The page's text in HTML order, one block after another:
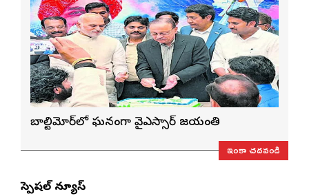
బాల్టిమోర్‌లో ఘనంగా వైఎస్సార్‌ జయంతి
ఇంకా చదవండి
స్పెషల్ న్యూస్